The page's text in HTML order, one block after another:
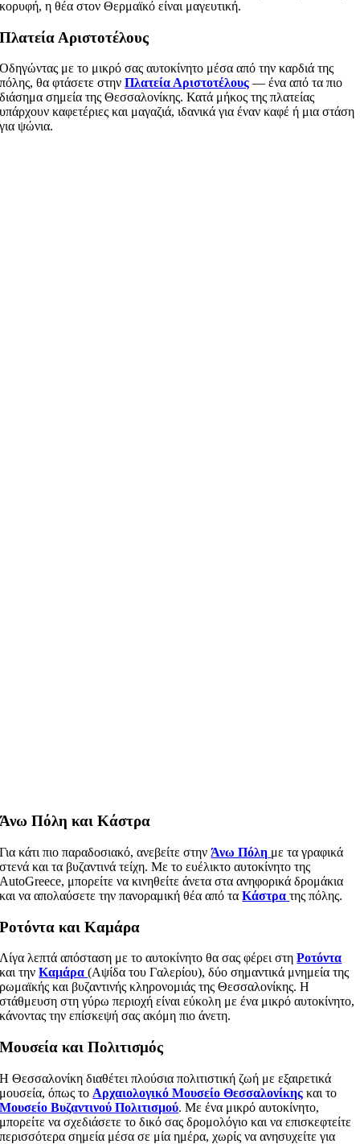
κορυφή, η θέα στον Θερμαϊκό είναι μαγευτική.
Πλατεία Αριστοτέλους
Οδηγώντας με το μικρό σας αυτοκίνητο μέσα από την καρδιά της
πόλης, θα φτάσετε στηνΠλατεία Αριστοτέλους — ένα από τα πιο
διάσημα σημεία της Θεσσαλονίκης. Κατά μήκος της πλατείας
υπάρχουν καφετέριες και μαγαζιά, ιδανικά για έναν καφέ ή μια στάση
για ψώνια.
Άνω Πόλη και Κάστρα
Για κάτι πιο παραδοσιακό, ανεβείτε στηνΆνω Πόλη με τα γραφικά
στενά και τα βυζαντινά τείχη. Με το ευέλικτο αυτοκίνητο της
AutoGreece, μπορείτε να κινηθείτε άνετα στα ανηφορικά δρομάκια
και να απολαύσετε την πανοραμική θέα από ταΚάστρα της πόλης.
Ροτόντα και Καμάρα
Λίγα λεπτά απόσταση με το αυτοκίνητο θα σας φέρει στηΡοτόντα
και τηνΚαμάρα (Αψίδα του Γαλερίου), δύο σημαντικά μνημεία της
ρωμαϊκής και βυζαντινής κληρονομιάς της Θεσσαλονίκης. Η
στάθμευση στη γύρω περιοχή είναι εύκολη με ένα μικρό αυτοκίνητο,
κάνοντας την επίσκεψή σας ακόμη πιο άνετη.
Μουσεία και Πολιτισμός
Η Θεσσαλονίκη διαθέτει πλούσια πολιτιστική ζωή με εξαιρετικά
μουσεία, όπως το Αρχαιολογικό Μουσείο Θεσσαλονίκης και το
Μουσείο Βυζαντινού Πολιτισμού. Με ένα μικρό αυτοκίνητο,
μπορείτε να σχεδιάσετε το δικό σας δρομολόγιο και να επισκεφτείτε
περισσότερα σημεία μέσα σε μία ημέρα, χωρίς να ανησυχείτε για